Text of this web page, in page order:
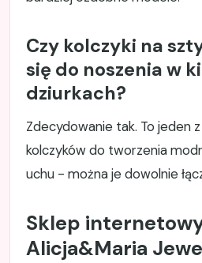
Czy kolczyki na
się do noszenia w
dziurkach?
Zdecydowanie tak. To jeden
kolczyków do tworzenia
uchu - można je dowolnie
Sklep
Alicja&Maria